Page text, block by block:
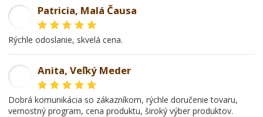
Patricia, Malá Čausa
rýchle odoslanie, skvelá cena.
Anita, Veľký Meder
dobrá komunikácia so zákazníkom, rýchle doručenie tovaru,
vernostný program, cena produktu, široký výber produktov.